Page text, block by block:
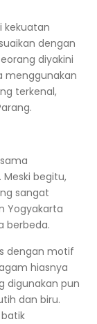
kekuatan
dengan
diyakini
menggunakan
terkenal,
begitu,
sangat
Yogyakarta
berbeda.
dengan motif
hiasnya
digunakan pun
dan biru.